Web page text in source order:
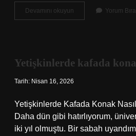
Devamını okuyun
okumak
Yorum
Yetişkinlerde kafada
Tarih: Nisan 16, 2026
Yetişkinlerde Kafada Konak
Daha dün gibi hatırlıyorum,
iki yıl olmuştu. Bir sabah